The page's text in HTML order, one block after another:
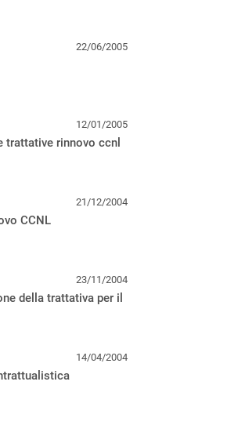
22/06/2005
12/01/2005
trattative rinnovo ccnl
21/12/2004
CCNL
23/11/2004
della trattativa per il
14/04/2004